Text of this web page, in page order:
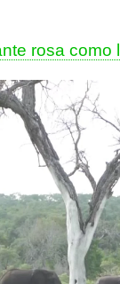
rosa como